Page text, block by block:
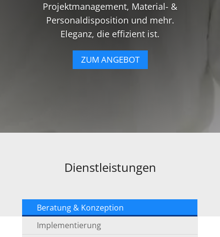
Projektmanagement, Material- &
Personaldisposition und mehr.
Eleganz, die effizient ist.
ZUM ANGEBOT
Dienstleistungen
Beratung & Konzeption
Implementierung